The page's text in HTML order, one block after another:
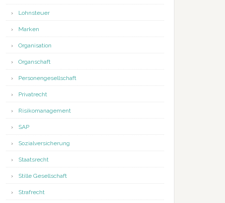
Lohnsteuer
Marken
Organisation
Organschaft
Personengesellschaft
Privatrecht
Risikomanagement
SAP
Sozialversicherung
Staatsrecht
Stille Gesellschaft
Strafrecht